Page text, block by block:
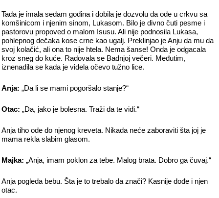
Tada je imala sedam godina i dobila je dozvolu da ode u crkvu sa
komšinicom i njenim sinom, Lukasom. Bilo je divno čuti pesme i
pastorovu propoved o malom Isusu. Ali nije podnosila Lukasa,
pohlepnog dečaka kose crne kao ugalj. Preklinjao je Anju da mu da
svoj kolačić, ali ona to nije htela. Nema šanse! Onda je odgacala
kroz sneg do kuće. Radovala se Badnjoj večeri. Međutim,
iznenadila se kada je videla očevo tužno lice.
Anja: „Da li se mami pogoršalo stanje?“
Otac: „Da, jako je bolesna. Traži da te vidi.“
Anja tiho ode do njenog kreveta. Nikada neće zaboraviti šta joj je
mama rekla slabim glasom.
Majka: „Anja, imam poklon za tebe. Malog brata. Dobro ga čuvaj.“
Anja pogleda bebu. Šta je to trebalo da znači? Kasnije dođe i njen
otac.